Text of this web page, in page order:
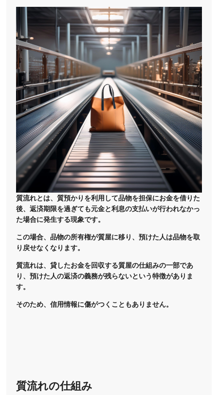
質流れとは、質預かりを利用して品物を担保にお金を借りた
後、返済期限を過ぎても元金と利息の支払いが行われなかっ
た場合に発生する現象です。
この場合、品物の所有権が質屋に移り、預けた人は品物を取
り戻せなくなります。
質流れは、貸したお金を回収する質屋の仕組みの一部であ
り、預けた人の返済の義務が残らないという特徴がありま
す。
そのため、信用情報に傷がつくこともありません。
質流れの仕組み